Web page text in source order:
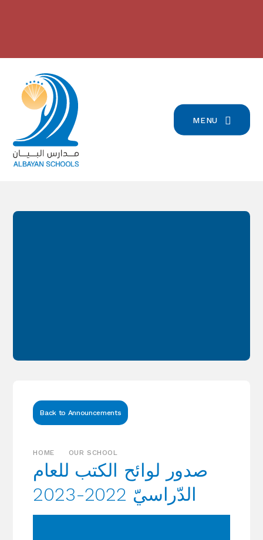
بيان تسجيل التلامذة القدامى والجدد
click here for more info
MENU
Back to Announcements
HOME OUR SCHOOL
صدور لوائح الكتب للعام
الدّراسيّ 2022-2023